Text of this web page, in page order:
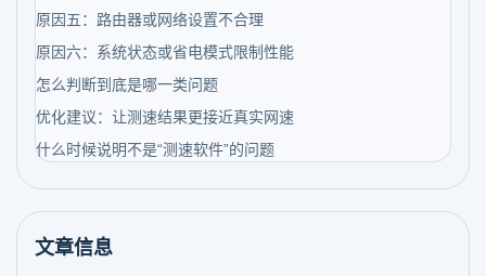
原因五：路由器或网络设置不合理
原因六：系统状态或省电模式限制性能
怎么判断到底是哪一类问题
优化建议：让测速结果更接近真实网速
什么时候说明不是“测速软件”的问题
文章信息